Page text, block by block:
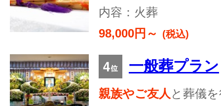
内容：火葬
98,000円～
(税込)
一般葬プラン
親族やご友人 と葬儀